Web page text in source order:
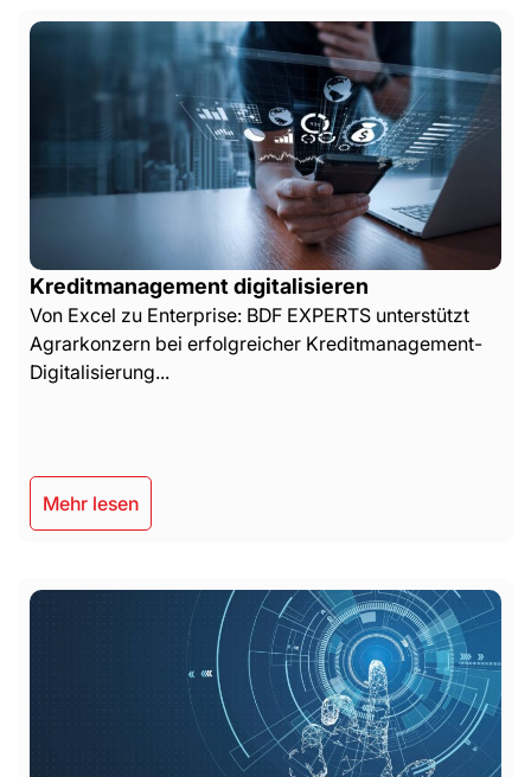
Kreditmanagement digitalisieren
Von Excel zu Enterprise: BDF EXPERTS unterstützt
Agrarkonzern bei erfolgreicher Kreditmanagement-
Digitalisierung...
Mehr lesen